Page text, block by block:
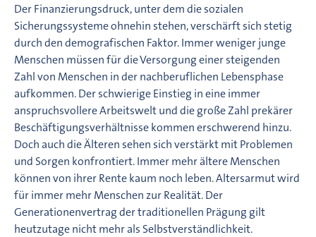
Der Finanzierungsdruck, unter dem die sozialen
Sicherungssysteme ohnehin stehen, verschärft sich stetig
durch den demografischen Faktor. Immer weniger junge
Menschen müssen für die Versorgung einer steigenden
Zahl von Menschen in der nachberuflichen Lebensphase
aufkommen. Der schwierige Einstieg in eine immer
anspruchsvollere Arbeitswelt und die große Zahl prekärer
Beschäftigungsverhältnisse kommen erschwerend hinzu.
Doch auch die Älteren sehen sich verstärkt mit Problemen
und Sorgen konfrontiert. Immer mehr ältere Menschen
können von ihrer Rente kaum noch leben. Altersarmut wird
für immer mehr Menschen zur Realität. Der
Generationenvertrag der traditionellen Prägung gilt
heutzutage nicht mehr als Selbstverständlichkeit.